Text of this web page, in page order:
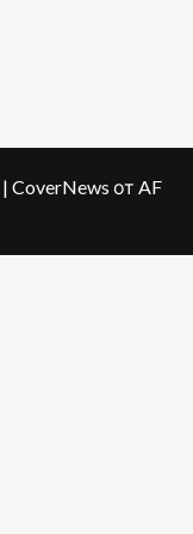
| CoverNews от AF